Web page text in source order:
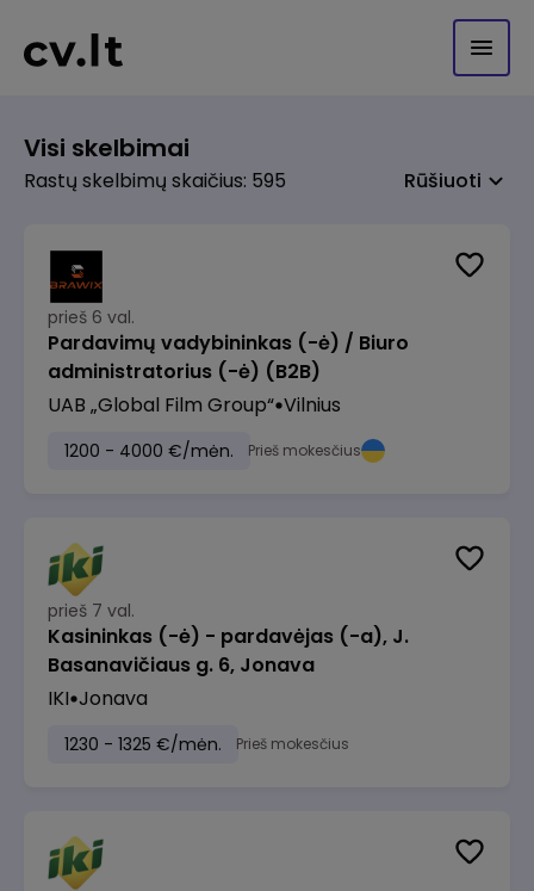
Visi skelbimai
Rastų skelbimų skaičius: 595 Rūšiuoti
prieš 6 val.
Pardavimų vadybininkas (-ė) / Biuro
administratorius (-ė) (B2B)
UAB „Global Film Group“ Vilnius
1200 - 4000 €/mėn. Prieš mokesčius
prieš 7 val.
Kasininkas (-ė) - pardavėjas (-a), J.
Basanavičiaus g. 6, Jonava
IKI Jonava
1230 - 1325 €/mėn. Prieš mokesčius